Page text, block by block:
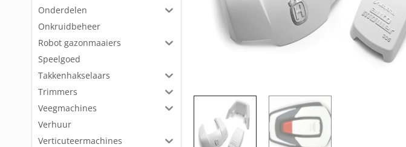
Onderdelen
Onkruidbeheer
Robot gazonmaaiers
Speelgoed
Takkenhakselaars
Trimmers
Veegmachines
Verhuur
Verticuteermachines